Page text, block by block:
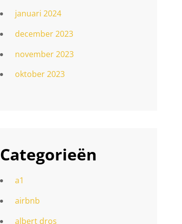
januari 2024
december 2023
november 2023
oktober 2023
Categorieën
a1
airbnb
albert dros